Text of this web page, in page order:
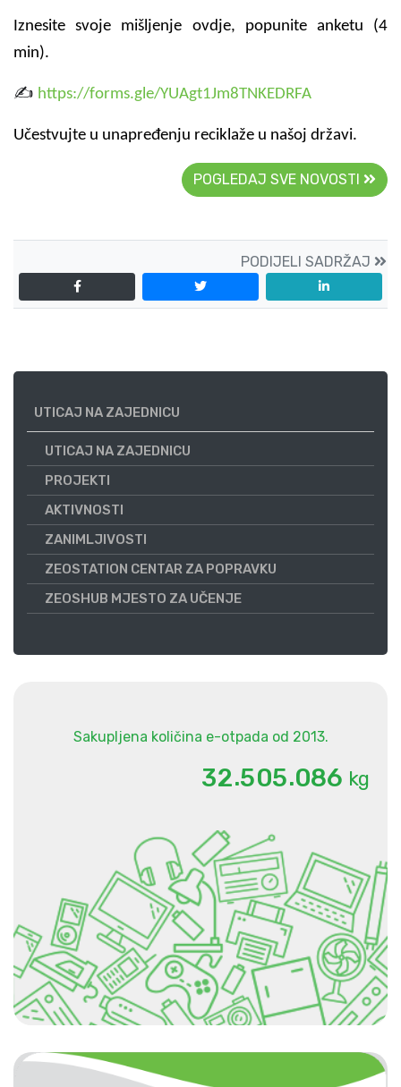
Iznesite svoje mišljenje ovdje, popunite anketu (4
min).
✍️ https://forms.gle/YUAgt1Jm8TNKEDRFA
Učestvujte u unapređenju reciklaže u našoj državi.
POGLEDAJ SVE NOVOSTI
PODIJELI SADRŽAJ
UTICAJ NA ZAJEDNICU
UTICAJ NA ZAJEDNICU
PROJEKTI
AKTIVNOSTI
ZANIMLJIVOSTI
ZEOSTATION CENTAR ZA POPRAVKU
ZEOSHUB MJESTO ZA UČENJE
Sakupljena količina e-otpada od 2013.
32.505.086 kg